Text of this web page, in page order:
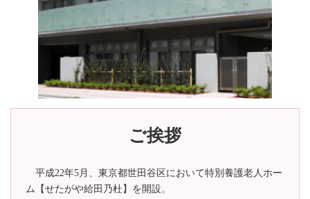
ご挨拶
平成22年5月、東京都世田谷区において特別養護老人ホー
ム【せたがや給田乃杜】を開設。